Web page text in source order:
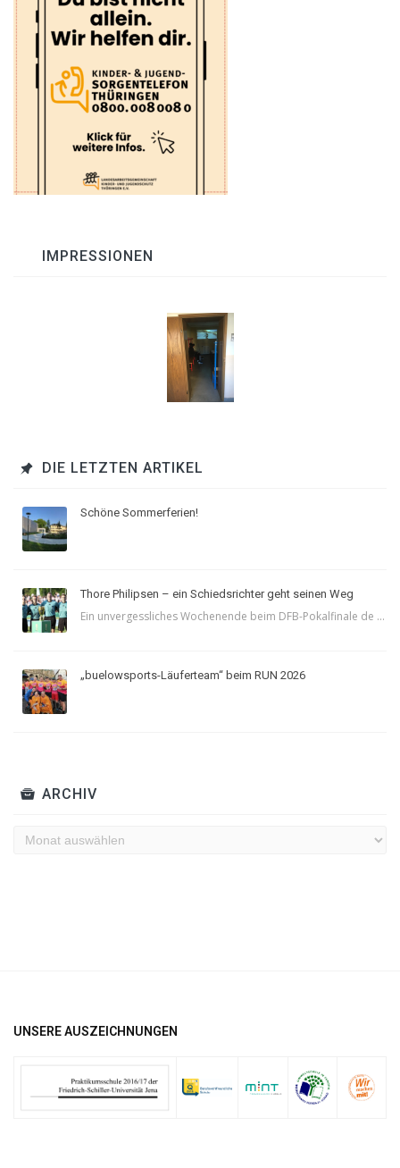
IMPRESSIONEN
DIE LETZTEN ARTIKEL
Schöne Sommerferien!
Thore Philipsen – ein Schiedsrichter geht seinen Weg
Ein unvergessliches Wochenende beim DFB-Pokalfinale de ...
„buelowsports-Läuferteam“ beim RUN 2026
ARCHIV
Archiv
UNSERE AUSZEICHNUNGEN